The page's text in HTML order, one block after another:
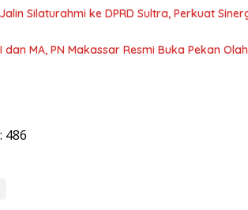
Silaturahmi ke DPRD Sultra, Perkuat
dan MA, PN Makassar Resmi Buka Pekan
486